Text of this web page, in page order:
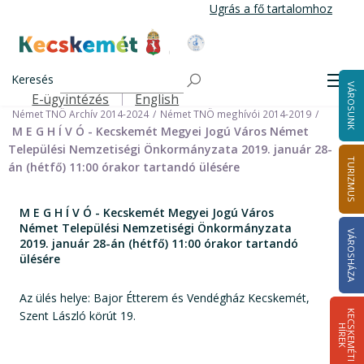
tartalomra
Ugrás a fő tartalomhoz
Kecskemét Város Honlapja
Keresés
Felső navigáció
E-ügyintézés English VÁROSUNK
TURIZMUS
VÁROSHÁZA
K
E
C
S
K
E
M
É
T
I
HÍ
R
E
K
Önkormányzat
Nemzetiségi Önkormányzatok
Német Települési Nemzetiségi Önkormányzat
Német TNÖ Archív 2014-2024
Német TNÖ meghívói 2014-2019
M E G H Í V Ó - Kecskemét Megyei Jogú Város Német
Települési Nemzetiségi Önkormányzata 2019. január 28-
án (hétfő) 11:00 órakor tartandó ülésére
M E G H Í V Ó - Kecskemét Megyei Jogú Város
Német Települési Nemzetiségi Önkormányzata
2019. január 28-án (hétfő) 11:00 órakor tartandó
ülésére
Az ülés helye: Bajor Étterem és Vendégház Kecskemét,
Szent László körút 19.